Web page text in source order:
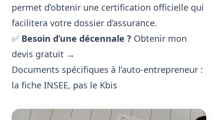
permet d’obtenir une certification officielle qui
facilitera votre dossier d’assurance.
✅ Besoin d’une décennale ? Obtenir mon
devis gratuit →
Documents spécifiques à l’auto-entrepreneur :
la fiche INSEE, pas le Kbis